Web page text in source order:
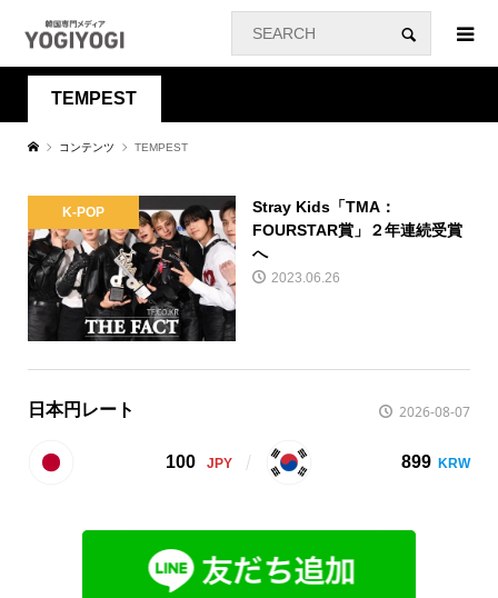
TEMPEST
コンテンツ TEMPEST
K-POP
Stray Kids「TMA：
FOURSTAR賞」２年連続受賞
へ
2023.06.26
日本円レート 2026-08-07
100 899